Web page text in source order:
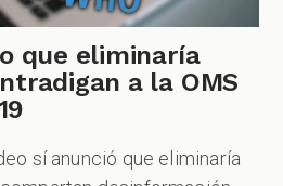
que eliminaría
a la OMS
sí anunció que eliminaría